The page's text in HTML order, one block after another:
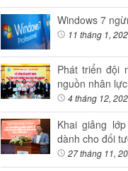
Windows 7
11 tháng 1,
Phát triển đội
nguồn nhân
4 tháng 12,
Khai giảng
dành cho đối
27 tháng 11,